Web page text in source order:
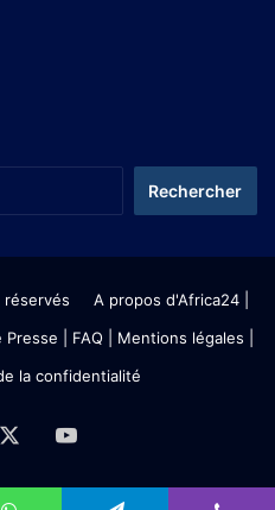
réservés A propos d'Africa24|
Presse | FAQ | Mentions légales
la confidentialité